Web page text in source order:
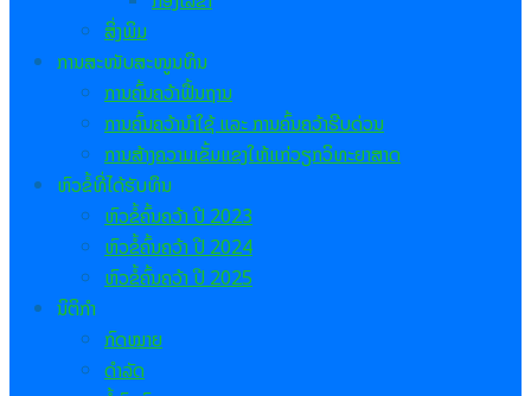
ສິ່ງພິມ
ການສະໜັບສະໜູນທຶນ
ການຄົ້ນຄວ້າຟື້ນຖານ
ການຄົ້ນຄວ້ານຳໃຊ້ ແລະ ການຄົ້ນຄວ້າຮີບດ່ວນ
ການສ້າງຄວາມເຂັ້ມແຂງໃຫ້ແກ່ວຽກວິທະຍາສາດ
ຫົວຂໍ້ທີ່ໄດ້ຮັບທຶນ
ຫົວຂໍ້ຄົ້ນຄວ້າ ປີ2023
ຫົວຂໍ້ຄົ້ນຄວ້າ ປີ 2024
ຫົວຂໍ້ຄົ້ນຄວ້າ ປີ 2025
ນິຕິກຳ
ກົດໝາຍ
ດຳລັດ